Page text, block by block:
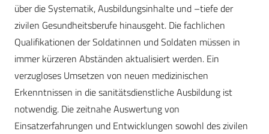
über die Systematik, Ausbildungsinhalte und –tiefe der
zivilen Gesundheitsberufe hinausgeht. Die fachlichen
Qualifikationen der Soldatinnen und Soldaten müssen in
immer kürzeren Abständen aktualisiert werden. Ein
verzugloses Umsetzen von neuen medizinischen
Erkenntnissen in die sanitätsdienstliche Ausbildung ist
notwendig. Die zeitnahe Auswertung von
Einsatzerfahrungen und Entwicklungen sowohl des zivilen